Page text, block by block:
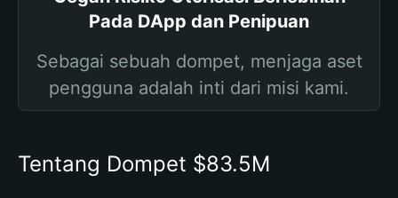
Pada DApp dan Penipuan
Sebagai sebuah dompet, menjaga aset
pengguna adalah inti dari misi kami.
Tentang Dompet $83.5M